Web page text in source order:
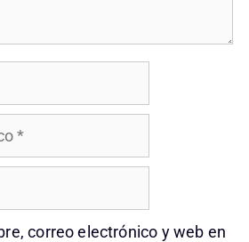
correo electrónico y web en